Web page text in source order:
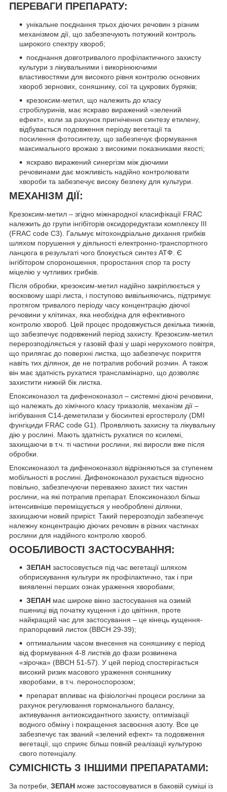
ПЕРЕВАГИ ПРЕПАРАТУ:
унікальне поєднання трьох діючих речовин з різним
механізмом дії, що забезпечують потужний контроль
широкого спектру хвороб;
поєднання довготривалого профілактичного захисту
культури з лікувальними і викорінюючими
властивостями для високого рівня контролю основних
хвороб зернових, соняшнику, сої та цукрових буряків;
крезоксим-метил, що належить до класу
стробілуринів, має яскраво виражений «зелений
ефект», коли за рахунок пригнічення синтезу етилену,
відбувається подовження періоду вегетації та
посилення фотосинтезу, що забезпечує формування
максимального врожаю з високими показниками якості;
яскраво виражений синергізм між діючими
речовинами дає можливість надійно контролювати
хвороби та забезпечує високу безпеку для культури.
МЕХАНІЗМ ДІЇ:
Крезоксим-метил – згідно міжнародної класифікації FRAC
належить до групи інгібіторів оксидоредуктази комплексу ІІІ
(FRAC code C3). Гальмує мітохондріальне дихання грибків
шляхом порушення у діяльності електронно-транспортного
ланцюга в результаті чого блокується синтез АТФ. Є
інгібітором спороношення, проростання спор та росту
міцелію у чутливих грибків.
Після обробки, крезоксим-метил надійно закріплюється у
восковому шарі листа, і поступово вивільняючись, підтримує
протягом тривалого періоду часу концентрацію діючої
речовини у клітинах, яка необхідна для ефективного
контролю хвороб. Цей процес продовжується декілька тижнів,
що забезпечує подовжений період захисту. Крезоксим-метил
перерозподіляється у газовій фазі у шарі нерухомого повітря,
що прилягає до поверхні листка, що забезпечує покриття
навіть тих ділянок, де не потрапив робочий розчин. А також
він має здатність рухатися трансламінарно, що дозволяє
захистити нижній бік листка.
Епоксиконазол та дифеноконазол – системні діючі речовини,
що належать до хімічного класу триазолів, механізм дії –
інгібування С14-деметилази у біосинтезі ергостеролу (DMI
фунгіциди FRAC code G1). Проявляють захисну та лікувальну
дію у рослині. Мають здатність рухатися по ксилемі,
захищаючи в т.ч. ті частини рослини, які виросли вже після
обробки.
Епоксиконазол та дифеноконазол відрізняються за ступенем
мобільності в рослині. Дифеноконазол рухається відносно
повільно, забезпечуючи переважно захист тих частин
рослини, на які потрапив препарат. Епоксиконазол більш
інтенсивніше переміщується у необроблені ділянки,
захищаючи новий приріст. Такий перерозподіл забезпечує
належну концентрацію діючих речовин в різних частинах
рослини для надійного контролю хвороб.
ОСОБЛИВОСТІ ЗАСТОСУВАННЯ:
ЗЕПАН застосовується під час вегетації шляхом
обприскування культури як профілактично, так і при
виявленні перших ознак ураження хворобами;
ЗЕПАН має широке вікно застосування на озимій
пшениці від початку кущення і до цвітіння, проте
найкращий час для застосування – це кінець кущення-
прапорцевий листок (ВВСН 29-39);
оптимальним часом внесення на соняшнику є період
від формування 4-8 листків до фази розвинена
«зірочка» (ВВСН 51-57). У цей період спостерігається
високий ризик масового ураження соняшнику
хворобами, в т.ч. пероноспорозом;
препарат впливає на фізіологічні процеси рослини за
рахунок регулювання гормонального балансу,
активування антиоксидантного захисту, оптимізації
водного обміну і покращення засвоєння азоту. Все це
забезпечує так званий «зелений ефект» та подовження
вегетації, що сприяє більш повній реалізації культурою
свого потенціалу.
СУМІСНІСТЬ З ІНШИМИ ПРЕПАРАТАМИ:
За потреби, ЗЕПАН може застосовуватися в баковій суміші із